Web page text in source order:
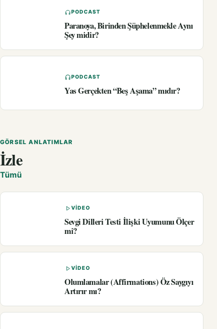
PODCAST
Paranoya, Birinden Şüphelenmekle Aynı
Şey midir?
PODCAST
Yas Gerçekten “Beş Aşama” mıdır?
GÖRSEL ANLATIMLAR
İzle
Tümü
VIDEO
Sevgi Dilleri Testi İlişki Uyumunu Ölçer
mi?
VIDEO
Olumlamalar (Affirmations) Öz Saygıyı
Artırır mı?